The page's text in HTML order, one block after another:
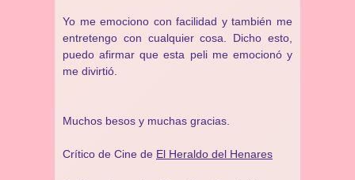
Yo me emociono con facilidad y también me
entretengo con cualquier cosa. Dicho esto,
puedo afirmar que esta peli me emocionó y
me divirtió.
Muchos besos y muchas gracias.
Crítico de Cine de El Heraldo del Henares